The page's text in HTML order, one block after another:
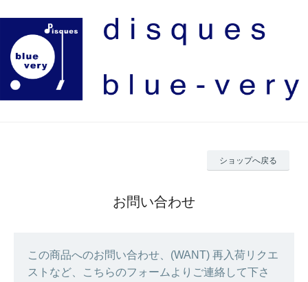
ショップへ戻る
お問い合わせ
この商品へのお問い合わせ、(WANT) 再入荷リクエ
ストなど、こちらのフォームよりご連絡して下さ